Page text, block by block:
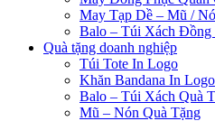
May Tạp Dề – Mũ /
Balo – Túi Xách Đồng
Quà tặng doanh nghiệp
Túi Tote In Logo
Khăn Bandana In Logo
Balo – Túi Xách Quà
Mũ – Nón Quà Tặng